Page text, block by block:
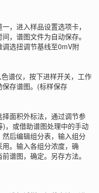
进入样品设置选项卡，
，谱图文件为自动保存。
选扭调节基线至0mV附
谱仪，按下进样开关，工作
存谱图。(标样保存
面积外标法，通过调节参
，或借助谱图处理中的手动
后编辑组分表，输入组分
。输入各组分浓度，确
谱图，确定。另存方法。